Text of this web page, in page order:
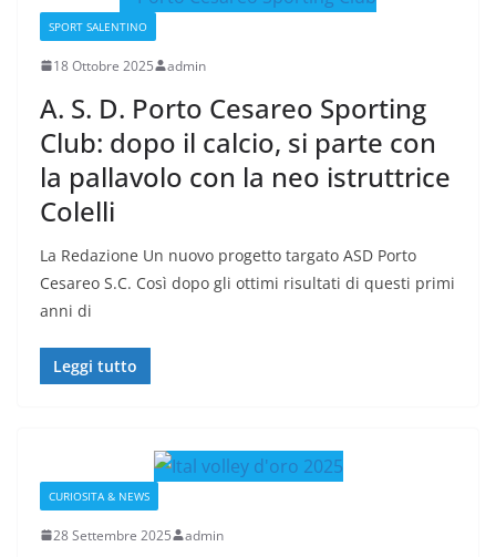
SPORT SALENTINO
18 Ottobre 2025 admin
A. S. D. Porto Cesareo Sporting
Club: dopo il calcio, si parte con
la pallavolo con la neo istruttrice
Colelli
La Redazione Un nuovo progetto targato ASD Porto
Cesareo S.C. Così dopo gli ottimi risultati di questi primi
anni di
Leggi tutto
CURIOSITA & NEWS
28 Settembre 2025 admin